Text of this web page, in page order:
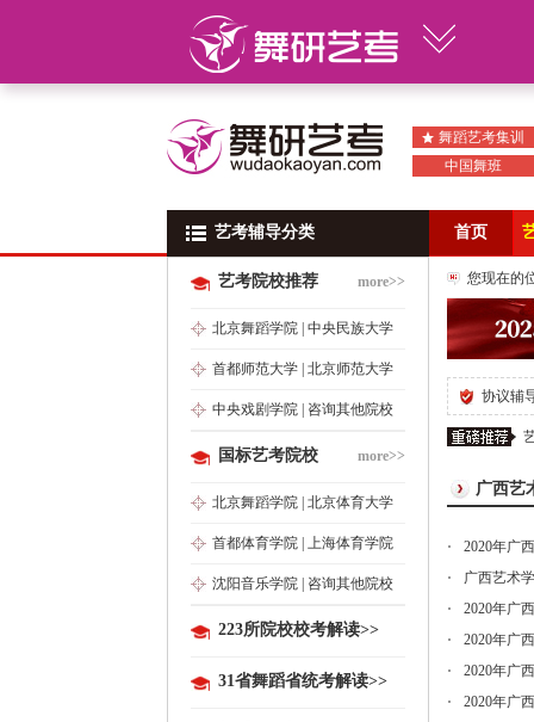
舞蹈艺考集训
中国舞班
艺考辅导分类 首页
艺考辅导分类
艺考院校推荐 more>>
北京舞蹈学院 中央民族大学
首都师范大学 北京师范大学
中央戏剧学院 咨询其他院校
国标艺考院校 more>>
北京舞蹈学院 北京体育大学
首都体育学院 上海体育学院
沈阳音乐学院 咨询其他院校
223所院校校考解读>>
31省舞蹈省统考解读>>
您现在的
协议辅
广西艺
2020年广
广西艺术
2020年广
2020年广
2020年广
2020年广